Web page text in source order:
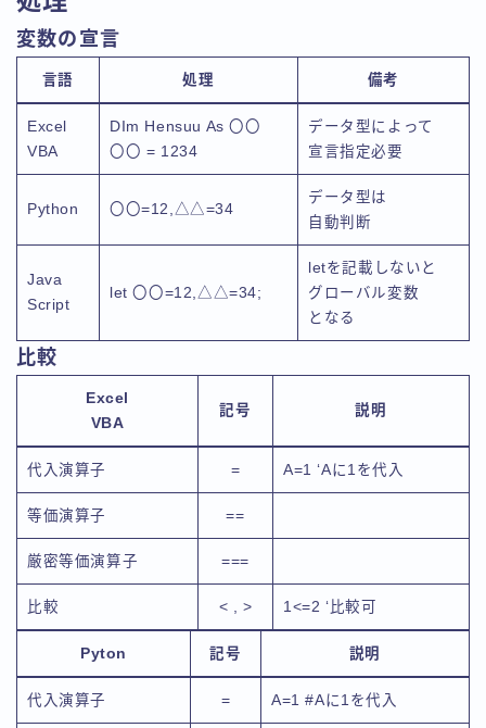
変数の宣言
言語 処理 備考
Excel
VBA
DIm Hensuu As 〇〇
〇〇 = 1234
データ型によって
宣言指定必要
Python 〇〇=12,△△=34
データ型は
自動判断
Java
Script
let 〇〇=12,△△=34;
letを記載しないと
グローバル変数
となる
比較
Excel
VBA
記号 説明
代入演算子 = A=1 ‘Aに1を代入
等価演算子 ==
厳密等価演算子 ===
比較 < , > 1<=2 ‘比較可
Pyton 記号 説明
代入演算子 = A=1 #Aに1を代入